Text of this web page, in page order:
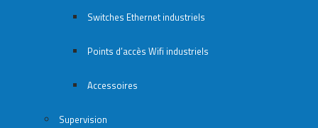
Switches Ethernet industriels
Points d’accès Wifi industriels
Accessoires
Supervision